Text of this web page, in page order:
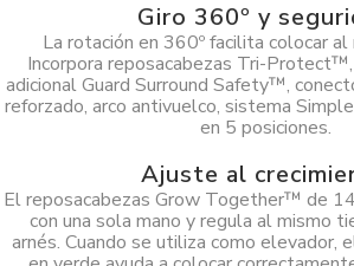
Giro 360º y
La rotación en 360º facilita colocar al
Incorpora reposacabezas Tri-
adicional Guard Surround Safety™,
reforzado, arco antivuelco, sistema
en 5 posiciones.
Ajuste al
El reposacabezas Grow Together™ de
con una sola mano y regula al mismo
arnés. Cuando se utiliza como elevador,